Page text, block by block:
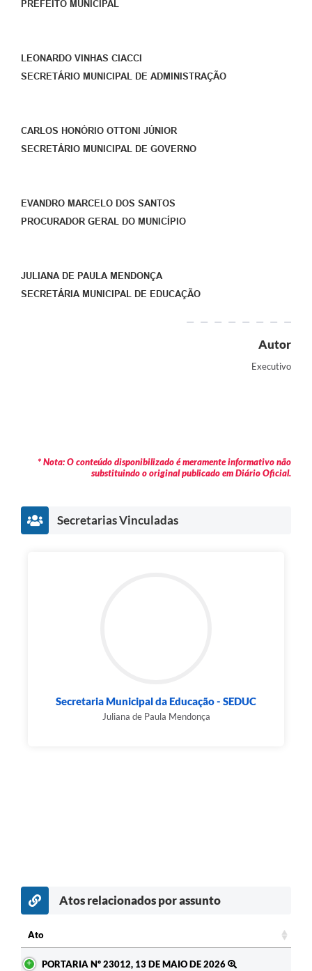
PREFEITO MUNICIPAL
LEONARDO VINHAS CIACCI
SECRETÁRIO MUNICIPAL DE ADMINISTRAÇÃO
CARLOS HONÓRIO OTTONI JÚNIOR
SECRETÁRIO MUNICIPAL DE GOVERNO
EVANDRO MARCELO DOS SANTOS
PROCURADOR GERAL DO MUNICÍPIO
JULIANA DE PAULA MENDONÇA
SECRETÁRIA MUNICIPAL DE EDUCAÇÃO
Autor
Executivo
* Nota: O conteúdo disponibilizado é meramente informativo não
substituindo o original publicado em Diário Oficial.
Secretarias Vinculadas
Secretaria Municipal da Educação - SEDUC
Juliana de Paula Mendonça
Atos relacionados por assunto
Ato
PORTARIA Nº 23012, 13 DE MAIO DE 2026